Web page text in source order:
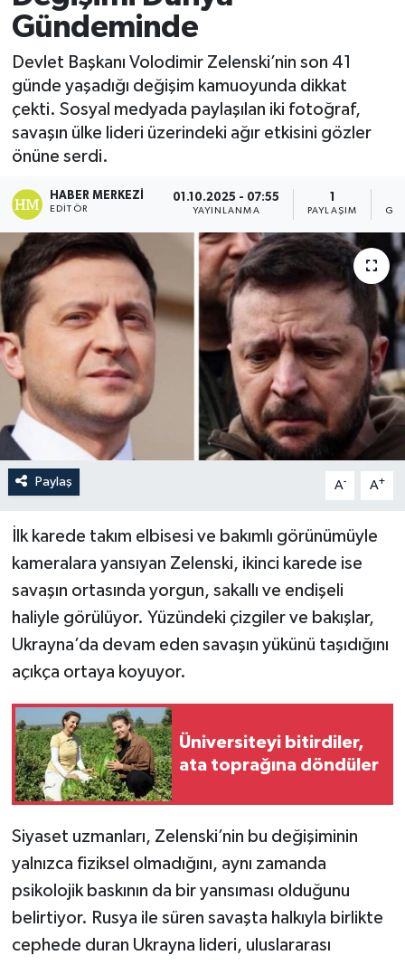
Gündeminde
Devlet Başkanı Volodimir Zelenski’nin son 41
günde yaşadığı değişim kamuoyunda dikkat
çekti. Sosyal medyada paylaşılan iki fotoğraf,
savaşın ülke lideri üzerindeki ağır etkisini gözler
önüne serdi.
HABER MERKEZI
EDITÖR
01.10.2025 - 07:55
YAYINLANMA PAYLAŞIM
Paylaş A- A+
İlk karede takım elbisesi ve bakımlı görünümüyle
kameralara yansıyan Zelenski, ikinci karede ise
savaşın ortasında yorgun, sakallı ve endişeli
haliyle görülüyor. Yüzündeki çizgiler ve bakışlar,
Ukrayna’da devam eden savaşın yükünü taşıdığını
açıkça ortaya koyuyor.
Üniversiteyi bitirdiler,
ata toprağına döndüler
Siyaset uzmanları, Zelenski’nin bu değişiminin
yalnızca fiziksel olmadığını, aynı zamanda
psikolojik baskının da bir yansıması olduğunu
belirtiyor. Rusya ile süren savaşta halkıyla birlikte
cephede duran Ukrayna lideri, uluslararası